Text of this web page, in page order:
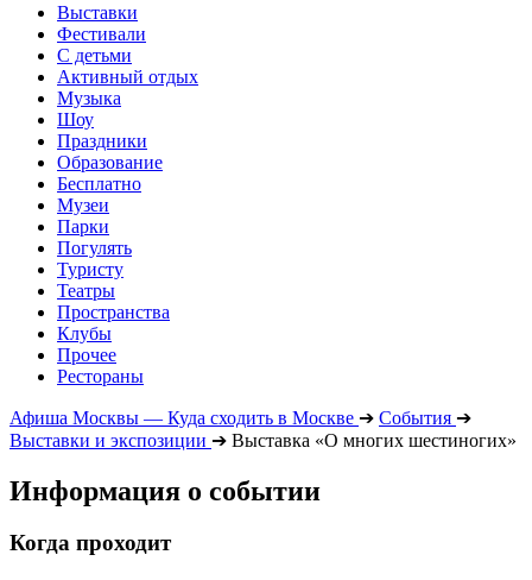
Выставки
Фестивали
С детьми
Активный отдых
Музыка
Шоу
Праздники
Образование
Бесплатно
Музеи
Парки
Погулять
Туристу
Театры
Пространства
Клубы
Прочее
Рестораны
Афиша Москвы — Куда сходить в Москве ➔ События ➔
Выставки и экспозиции ➔ Выставка «О многих шестиногих»
Информация о событии
Когда проходит